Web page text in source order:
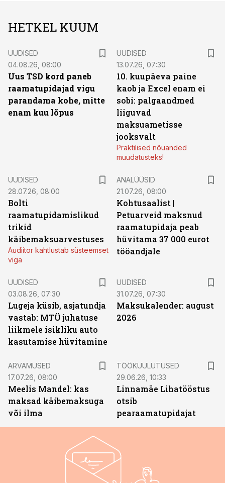
HETKEL KUUM
UUDISED
04.08.26, 08:00
Uus TSD kord paneb
raamatupidajad vigu
parandama kohe, mitte
enam kuu lõpus
UUDISED
13.07.26, 07:30
10. kuupäeva paine
kaob ja Excel enam ei
sobi: palgaandmed
liiguvad
maksuametisse
jooksvalt
Praktilised nõuanded
muudatusteks!
UUDISED
28.07.26, 08:00
Bolti
raamatupidamislikud
trikid
käibemaksuarvestuses
Audiitor kahtlustab süsteemset
viga
ANALÜÜSID
21.07.26, 08:00
Kohtusaalist |
Petuarveid maksnud
raamatupidaja peab
hüvitama 37 000 eurot
tööandjale
UUDISED
03.08.26, 07:30
Lugeja küsib, asjatundja
vastab: MTÜ juhatuse
liikmele isikliku auto
kasutamise hüvitamine
UUDISED
31.07.26, 07:30
Maksukalender: august
2026
ARVAMUSED
17.07.26, 08:00
Meelis Mandel: kas
maksad käibemaksuga
või ilma
TÖÖKUULUTUSED
29.06.26, 10:33
Linnamäe Lihatööstus
otsib
pearaamatupidajat